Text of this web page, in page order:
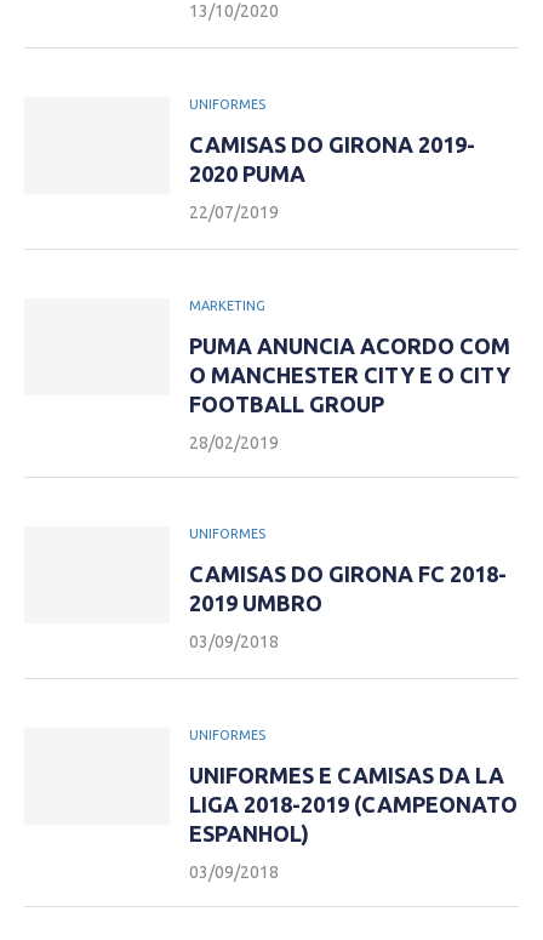
13/10/2020
UNIFORMES
CAMISAS DO GIRONA 2019-
2020 PUMA
22/07/2019
MARKETING
PUMA ANUNCIA ACORDO COM
O MANCHESTER CITY E O CITY
FOOTBALL GROUP
28/02/2019
UNIFORMES
CAMISAS DO GIRONA FC 2018-
2019 UMBRO
03/09/2018
UNIFORMES
UNIFORMES E CAMISAS DA LA
LIGA 2018-2019 (CAMPEONATO
ESPANHOL)
03/09/2018